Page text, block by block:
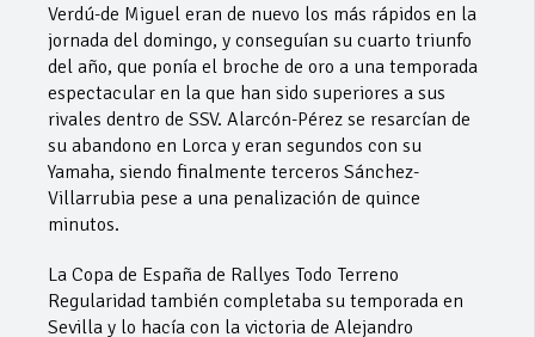
Verdú-de Miguel eran de nuevo los más rápidos en la
jornada del domingo, y conseguían su cuarto triunfo
del año, que ponía el broche de oro a una temporada
espectacular en la que han sido superiores a sus
rivales dentro de SSV. Alarcón-Pérez se resarcían de
su abandono en Lorca y eran segundos con su
Yamaha, siendo finalmente terceros Sánchez-
Villarrubia pese a una penalización de quince
minutos.
La Copa de España de Rallyes Todo Terreno
Regularidad también completaba su temporada en
Sevilla y lo hacía con la victoria de Alejandro